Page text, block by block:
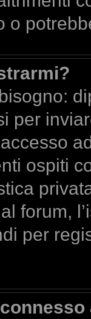
o
per
ospiti
forum,
per